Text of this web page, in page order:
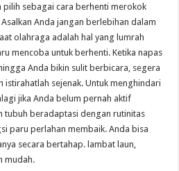
pilih sebagai cara berhenti merokok
Anda jangan berlebihan dalam
olahraga adalah hal yang lumrah
mencoba untuk berhenti. Ketika napas
Anda bikin sulit berbicara, segera
istirahatlah sejenak. Untuk menghindari
jika Anda belum pernah aktif
tubuh beradaptasi dengan rutinitas
paru perlahan membaik. Anda bisa
secara bertahap. lambat laun,
mudah.